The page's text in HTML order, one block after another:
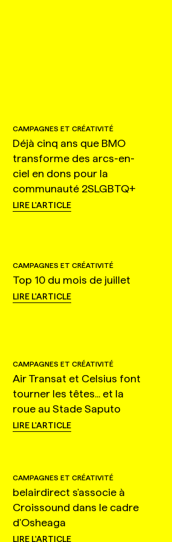
CAMPAGNES ET CRÉATIVITÉ
Déjà cinq ans que BMO
transforme des arcs-en-
ciel en dons pour la
communauté 2SLGBTQ+
LIRE L'ARTICLE
CAMPAGNES ET CRÉATIVITÉ
Top 10 du mois de juillet
LIRE L'ARTICLE
CAMPAGNES ET CRÉATIVITÉ
Air Transat et Celsius font
tourner les têtes... et la
roue au Stade Saputo
LIRE L'ARTICLE
CAMPAGNES ET CRÉATIVITÉ
belairdirect s'associe à
Croissound dans le cadre
d'Osheaga
LIRE L'ARTICLE